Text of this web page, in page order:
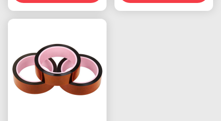
dan Kekuatan Kupas